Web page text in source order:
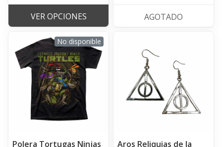
VER OPCIONES AGOTADO
No disponible
Polera Tortugas Ninjas
Aros Reliquias de la